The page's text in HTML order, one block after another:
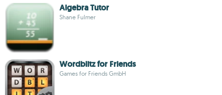
Algebra Tutor
Shane Fulmer
Wordblitz for Friends
Games for Friends GmbH